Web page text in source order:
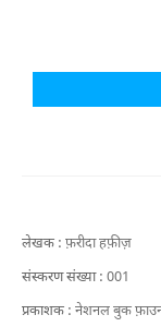
लेखक : फ़रीदा हफ़ीज़
संस्करण संख्या : 001
प्रकाशक : नेशनल बुक